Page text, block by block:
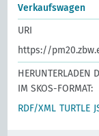
Verkaufswagen
URI
https://
HERUNTERLADEN
IM SKOS-FORMAT:
RDF/XML TURTLE